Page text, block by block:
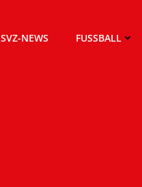
SVZ-NEWS FUSSBALL